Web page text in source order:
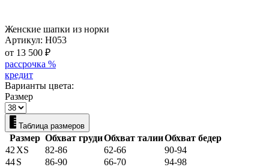
Женские шапки из норки
Артикул: Н053
от 13 500 ₽
рассрочка %
кредит
Варианты цвета:
Размер
Таблица размеров
Размер Обхват грудиОбхват талииОбхват бедер
42 XS 82-86 62-66
90-94
44S 86-90 66-70
94-98